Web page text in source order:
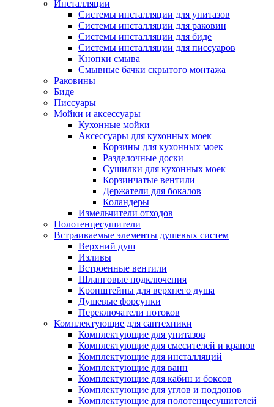
Инсталляции
Системы инсталляции для унитазов
Системы инсталляции для раковин
Системы инсталляции для биде
Системы инсталляции для писсуаров
Кнопки смыва
Смывные бачки скрытого монтажа
Раковины
Биде
Писсуары
Мойки и аксессуары
Кухонные мойки
Аксессуары для кухонных моек
Корзины для кухонных моек
Разделочные доски
Сушилки для кухонных моек
Корзинчатые вентили
Держатели для бокалов
Коландеры
Измельчители отходов
Полотенцесушители
Встраиваемые элементы душевых систем
Верхний душ
Изливы
Встроенные вентили
Шланговые подключения
Кронштейны для верхнего душа
Душевые форсунки
Переключатели потоков
Комплектующие для сантехники
Комплектующие для унитазов
Комплектующие для смесителей и кранов
Комплектующие для инсталляций
Комплектующие для ванн
Комплектующие для кабин и боксов
Комплектующие для углов и поддонов
Комплектующие для полотенцесушителей